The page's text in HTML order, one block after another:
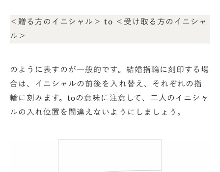
＜贈る方のイニシャル＞ to ＜受け取る方のイニシャ
ル＞
のように表すのが一般的です。結婚指輪に刻印する場
合は、イニシャルの前後を入れ替え、それぞれの指
輪に刻みます。toの意味に注意して、二人のイニシャ
ルの入れ位置を間違えないようにしましょう。